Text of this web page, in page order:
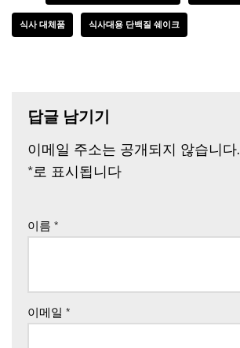
식사 대체품 식사대용 단백질 쉐이크
답글 남기기
이메일 주소는 공개되지 않습니다.
*로 표시됩니다
이름 *
이메일 *